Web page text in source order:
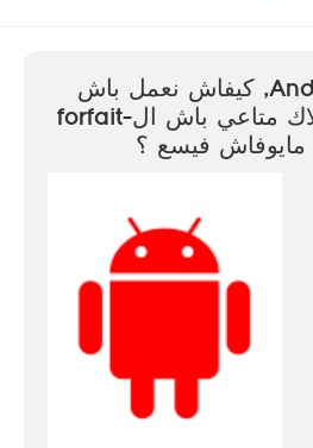
عندي تلفون Android, كيفاش نعمل باش
نتحكم في الإستهلاك متاعي باش ال-forfait